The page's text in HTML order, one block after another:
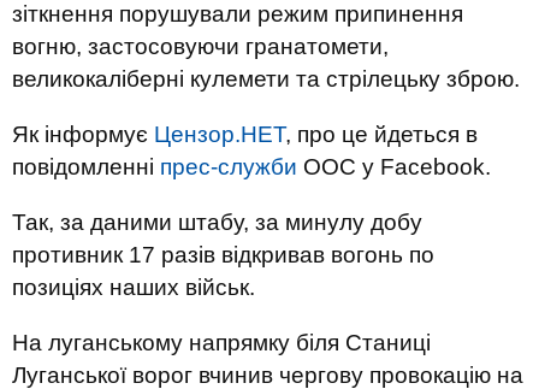
зіткнення порушували режим припинення
вогню, застосовуючи гранатомети,
великокаліберні кулемети та стрілецьку зброю.
Як інформує Цензор.НЕТ, про це йдеться в
повідомленні прес-служби ООС у Facebook.
Так, за даними штабу, за минулу добу
противник 17 разів відкривав вогонь по
позиціях наших військ.
На луганському напрямку біля Станиці
Луганської ворог вчинив чергову провокацію на